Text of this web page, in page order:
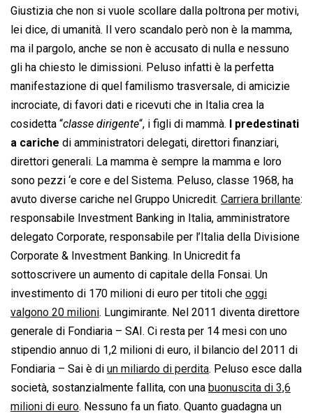
o
o
k
A
p
p
d
n
d
s
i
n
k
Giustizia che non si vuole scollare dalla poltrona per motivi,
lei dice, di umanità. Il vero scandalo però non è la mamma,
ma il pargolo, anche se non è accusato di nulla e nessuno
gli ha chiesto le dimissioni. Peluso infatti è la perfetta
manifestazione di quel familismo trasversale, di amicizie
incrociate, di favori dati e ricevuti che in Italia crea la
cosidetta “classe dirigente“, i figli di mammà. I predestinati
a cariche di amministratori delegati, direttori finanziari,
direttori generali. La mamma è sempre la mamma e loro
sono pezzi ‘e core e del Sistema. Peluso, classe 1968, ha
avuto diverse cariche nel Gruppo Unicredit. Carriera brillante:
responsabile Investment Banking in Italia, amministratore
delegato Corporate, responsabile per l’Italia della Divisione
Corporate & Investment Banking. In Unicredit fa
sottoscrivere un aumento di capitale della Fonsai. Un
investimento di 170 milioni di euro per titoli che oggi
valgono 20 milioni. Lungimirante. Nel 2011 diventa direttore
generale di Fondiaria – SAI. Ci resta per 14 mesi con uno
stipendio annuo di 1,2 milioni di euro, il bilancio del 2011 di
Fondiaria – Sai è di un miliardo di perdita. Peluso esce dalla
società, sostanzialmente fallita, con una buonuscita di 3,6
milioni di euro. Nessuno fa un fiato. Quanto guadagna un